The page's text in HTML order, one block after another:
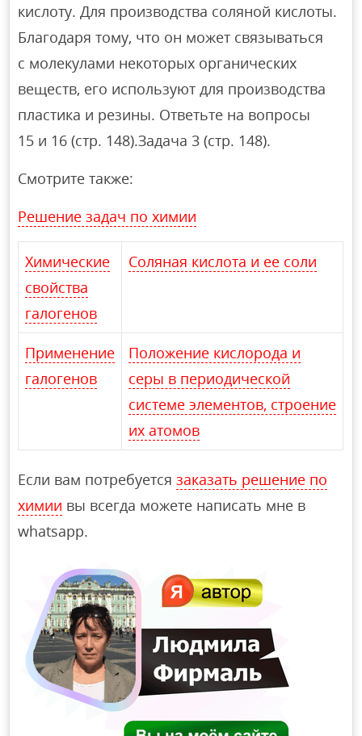
кислоту. Для производства соляной кислоты.
Благодаря тому, что он может связываться
с молекулами некоторых органических
веществ, его используют для производства
пластика и резины. Ответьте на вопросы
15 и 16 (стр. 148).Задача 3 (стр. 148).
Смотрите также:
Решение задач по химии
Химические
свойства
галогенов
Соляная кислота и ее соли
Применение
галогенов
Положение кислорода и
серы в периодической
системе элементов, строение
их атомов
Если вам потребуетсязаказать решение по
химии вы всегда можете написать мне в
whatsapp.